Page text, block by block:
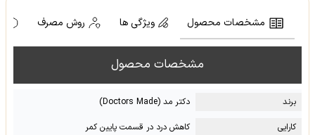
مشخصات محصول ویژگی ها روش مصرف
مشخصات محصول
برند
دکتر مد (Doctors Made)
کارایی
کاهش درد در قسمت پایین کمر